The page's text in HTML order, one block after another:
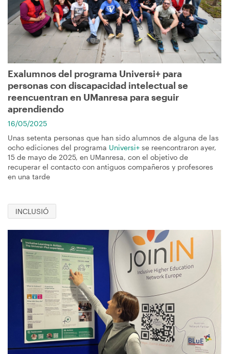
navegación
Exalumnos del programa Universi+ para
personas con discapacidad intelectual se
reencuentran en UManresa para seguir
aprendiendo
16/05/2025
Unas setenta personas que han sido alumnos de alguna de las
ocho ediciones del programa Universi+ se reencontraron ayer,
15 de mayo de 2025, en UManresa, con el objetivo de
recuperar el contacto con antiguos compañeros y profesores
en una tarde
INCLUSIÓ
Imagen